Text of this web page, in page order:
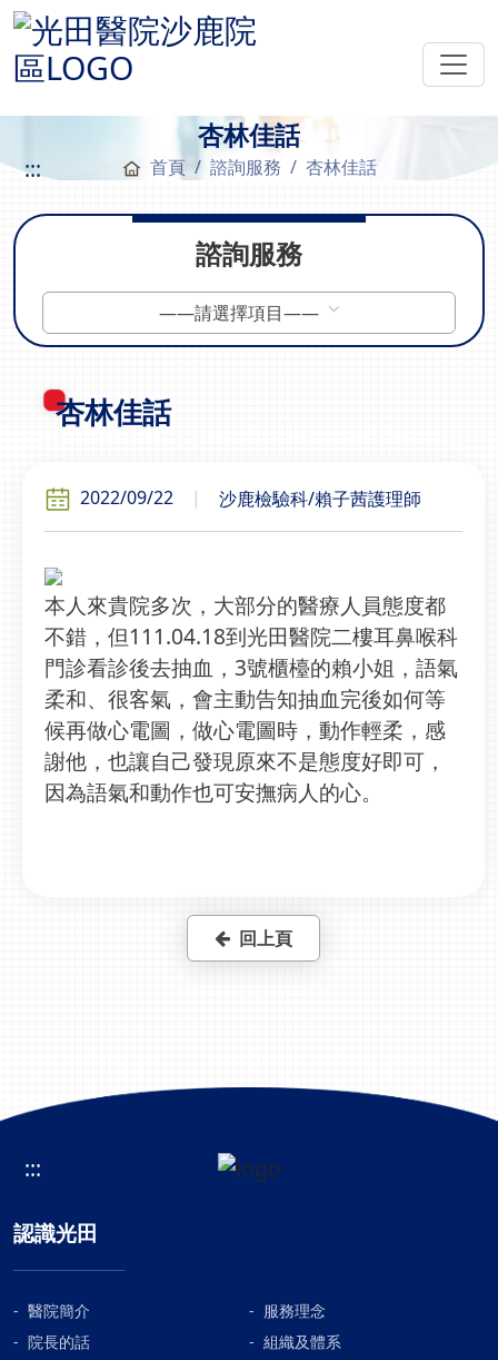
杏林佳話
::: 首頁 諮詢服務 杏林佳話
諮詢服務
——請選擇項目——
杏林佳話
2022/09/22 沙鹿檢驗科/賴子茜護理師
本人來貴院多次，大部分的醫療人員態度都
不錯，但111.04.18到光田醫院二樓耳鼻喉科
門診看診後去抽血，3號櫃檯的賴小姐，語氣
柔和、很客氣，會主動告知抽血完後如何等
候再做心電圖，做心電圖時，動作輕柔，感
謝他，也讓自己發現原來不是態度好即可，
因為語氣和動作也可安撫病人的心。
回上頁
:::
認識光田
醫院簡介
服務理念
院長的話
組織及體系